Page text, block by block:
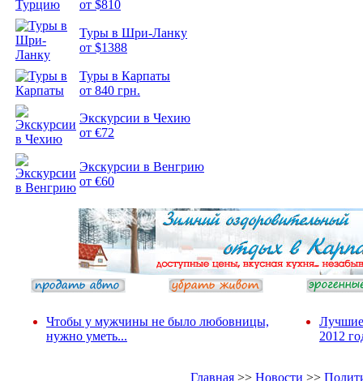
от $810
Туры в Шри-Ланку
от $1388
Туры в Карпаты
от 840 грн.
Экскурсии в Чехию
от €72
Экскурсии в Венгрию
от €60
Чтобы у мужчины не было любовницы,
нужно уметь...
Лучшие
2012
Главная >> Новости >>